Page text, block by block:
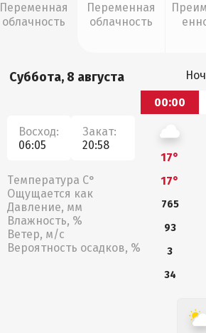
Переменная
облачность
Переменная
облачность
Суббота, 8 августа
Восход:
06:05
Закат:
20:58
Температура С°
Ощущается как
Давление, мм
Влажность, %
Ветер, м/с
Вероятность осадков, %
00:00
17°
17°
765
93
3
34